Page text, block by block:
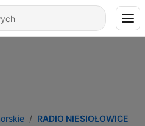
RADIO NIESIOŁOWICE